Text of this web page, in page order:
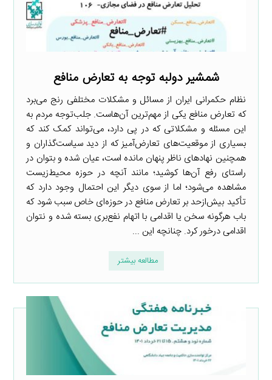
شمشیر دولبه توجه به تعارض منافع
نظام حکمرانی ایران از مسائل و مشکلات مختلفی رنج می‌برد
که تعارض منافع یکی از مهم‌ترین آن‌هاست. جلب‌توجه مردم به
این مسئله و مشکلاتی که در پی دارد، می‌تواند کمک کند که
بسیاری از موقعیت‌های تعارض‌آمیز که از دید سیاست‌گذاران و
همچنین نهادهای ناظر پنهان مانده است، عیان شده و بتوان در
راستای رفع آن‌ها کوشید؛ مانند آنچه در حوزه محیط‌زیست
مشاهده می‌شود؛ اما از سوی دیگر این احتمال وجود دارد که
تأکید بیش‌ازحد بر تعارض منافع در حوزه‌ای خاص سبب شود که
باب هرگونه سخن یا اقدامی با اتهام نفع‌بری بسته شده و نتوان
اقدامی درخور کرد. چنانچه این ...
مطالعه بیشتر